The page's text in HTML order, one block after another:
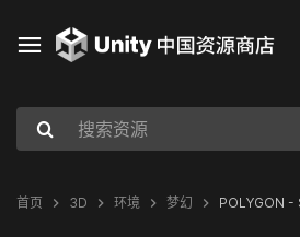
首页 3D 环境 梦幻